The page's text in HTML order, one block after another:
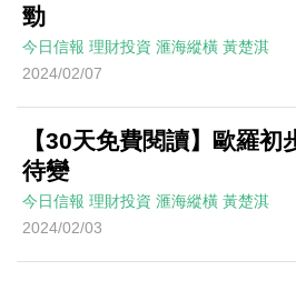
勁
今日信報 理財投資 滙海縱橫 黃楚淇
2024/02/07
【30天免費閱讀】歐羅
待變
今日信報 理財投資 滙海縱橫 黃楚淇
2024/02/03